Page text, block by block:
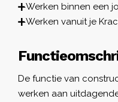
Werken binnen een
Werken vanuit je
De functie van
werken aan